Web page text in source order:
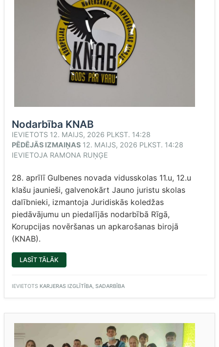
Nodarbība KNAB
IEVIETOTS 12. MAIJS, 2026 PLKST. 14:28
PĒDĒJĀS IZMAIŅAS 12. MAIJS, 2026 PLKST. 14:28
IEVIETOJA RAMONA RUŅĢE
28. aprīlī Gulbenes novada vidusskolas 11.u, 12.u
klašu jaunieši, galvenokārt Jauno juristu skolas
dalībnieki, izmantoja Juridiskās koledžas
piedāvājumu un piedalījās nodarbībā Rīgā,
Korupcijas novēršanas un apkarošanas birojā
(KNAB).
LASĪT TĀLĀK
KNAB”
IEVIETOTS KARJERAS IZGLĪTĪBA, SADARBĪBA